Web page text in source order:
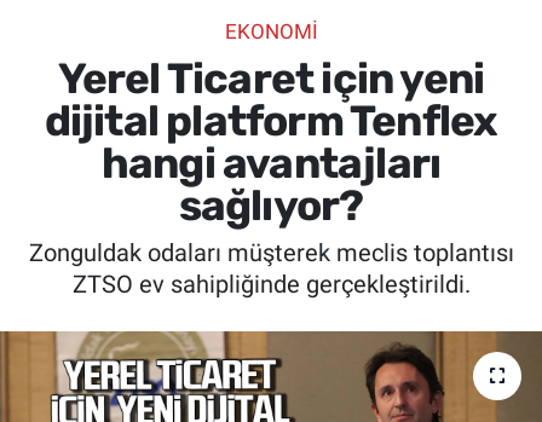
EKONOMİ
Yerel Ticaret için yeni
dijital platform Tenflex
hangi avantajları
sağlıyor?
Zonguldak odaları müşterek meclis toplantısı
ZTSO ev sahipliğinde gerçekleştirildi.
SPOR
SAĞLIK